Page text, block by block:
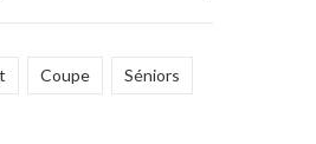
Coupe Séniors